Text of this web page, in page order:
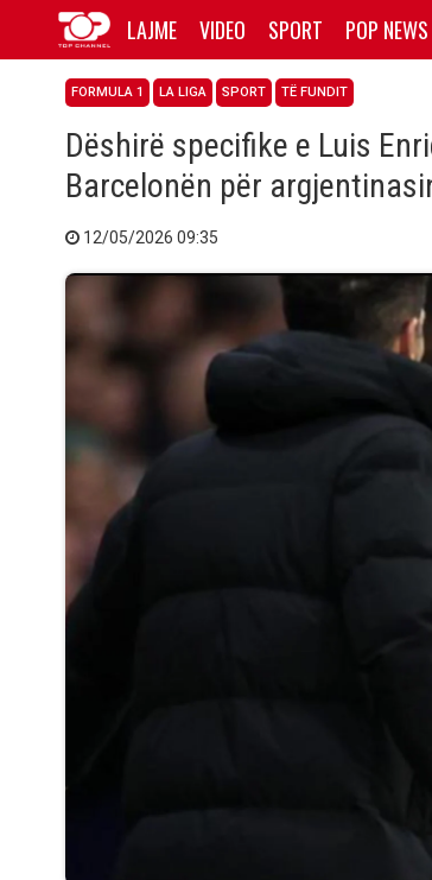
LAJME VIDEO SPORT POP NEWS
FORMULA 1 LA LIGA SPORT TË FUNDIT
Dëshirë specifike e Luis
Barcelonën për
12/05/2026 09:35